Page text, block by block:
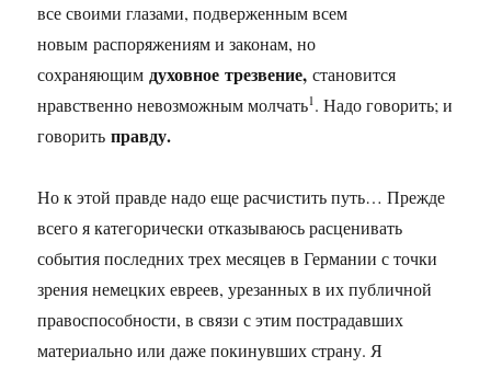
все своими глазами, подверженным всем
новым распоряжениям и законам, но
сохраняющим духовное трезвение,становится
нравственно невозможным молчать1. Надо говорить; и
говоритьправду.
Но к этой правде надо еще расчистить путь… Прежде
всего я категорически отказываюсь расценивать
события последних трех месяцев в Германии с точки
зрения немецких евреев, урезанных в их публичной
правоспособности, в связи с этим пострадавших
материально или даже покинувших страну. Я